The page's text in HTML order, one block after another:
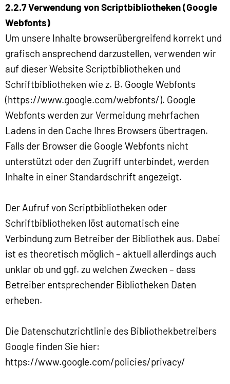
2.2.7 Verwendung von Scriptbibliotheken (Google
Webfonts)
Um unsere Inhalte browserübergreifend korrekt und
grafisch ansprechend darzustellen, verwenden wir
auf dieser Website Scriptbibliotheken und
Schriftbibliotheken wie z. B. Google Webfonts
(https://www.google.com/webfonts/). Google
Webfonts werden zur Vermeidung mehrfachen
Ladens in den Cache Ihres Browsers übertragen.
Falls der Browser die Google Webfonts nicht
unterstützt oder den Zugriff unterbindet, werden
Inhalte in einer Standardschrift angezeigt.
Der Aufruf von Scriptbibliotheken oder
Schriftbibliotheken löst automatisch eine
Verbindung zum Betreiber der Bibliothek aus. Dabei
ist es theoretisch möglich – aktuell allerdings auch
unklar ob und ggf. zu welchen Zwecken – dass
Betreiber entsprechender Bibliotheken Daten
erheben.
Die Datenschutzrichtlinie des Bibliothekbetreibers
Google finden Sie hier:
https://www.google.com/policies/privacy/